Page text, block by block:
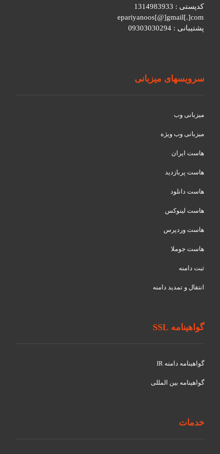
کدپستی : 1314983933
epariyanoos[@]gmail[.]com
پشتیبانی : 09303030294
سرویسهای میزبانی
میزبانی وب
میزبانی وب ویژه
هاست ایران
هاست پربازدید
هاست دانلود
هاست لینوکس
هاست وردپرس
هاست جوملا
ثبت دامنه
انتقال و تمدید دامنه
گواهینامه SSL
گواهينامه دامنه IR
گواهينامه بین المللی
خدمات